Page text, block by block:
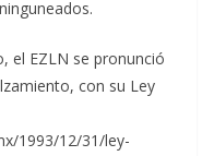
el EZLN se pronunció
con su Ley
1993/12/31/ley-